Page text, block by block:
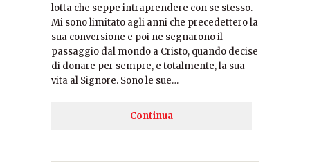
lotta che seppe intraprendere con se stesso.
Mi sono limitato agli anni che precedettero la
sua conversione e poi ne segnarono il
passaggio dal mondo a Cristo, quando decise
di donare per sempre, e totalmente, la sua
vita al Signore. Sono le sue…
Continua